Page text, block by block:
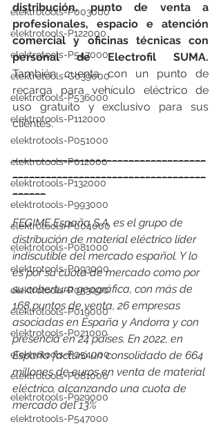
elektrotools-P003000
elektrotools-P122000
elektrotools-P547000
elektrotools-C039000
elektrotools-P536000
elektrotools-P112000
elektrotools-P051000
elektrotools-P012000
elektrotools-P132000
elektrotools-P993000
elektrotools-P004000
elektrotools-P081000
elektrotools-P093000
elektrotools-P053000
elektrotools-P019000
elektrotools-P021000
elektrotools-P054000
elektrotools-P081000
elektrotools-P929000
elektrotools-P547000
distribución, punto de venta a
profesionales, espacio e atención
comercial y oficinas técnicas con
También cuenta con un punto de
recarga para vehículo eléctrico de
uso gratuito y exclusivo para sus
clientes.
___________________________________
______
FEGIME España S.A. es el grupo de
distribución de material eléctrico líder
indiscutible del mercado español. Y lo
es por su cuota de mercado como por
su cobertura geográfica, con más de
168 puntos de venta, 26 empresas
asociadas en España y Andorra y con
presencia en 24 países. En 2022, en
España facturó un consolidado de 664
millones de euros en venta de material
eléctrico, alcanzando una cuota de
mercado del 13%